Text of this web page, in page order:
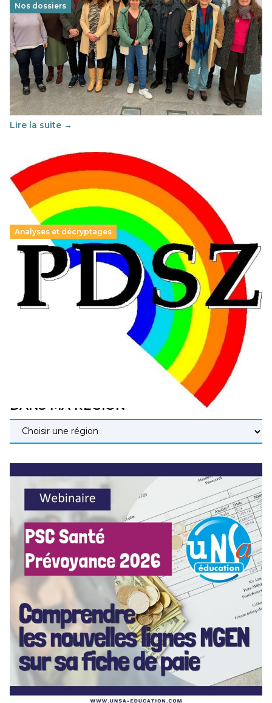
Nos dossiers
Éducation au vivre-ensemble : un échange croisé
franco-espagnol pour changer d’approche
29 juin 2026–National
Cette année, l'UNSA Éducation a mené un projet Erasmus
soutenu par l'union Européenne et centré sur l'éducation
au vivre-ensemble : quelles différences entre la France…
Lire la suite →
Analyses et décryptages
Hongrie : du changement pour les politiques
éducatives, aussi !
25 juin 2026
En Hongrie, le conservateur Peter Magyar et son parti
Tisza "Respect et liberté" ont remporté une large victoire,
contre le premier ministre sortant, Viktor Orban,…
DANS MA RÉGION
[POITIERS] PSC Santé : ces nouvelles lignes MGEN
sur votre fiche de paie — on vous explique tout en
webinaire !
3 juillet 2026 –NOUVELLE-AQUITAINE
Depuis mai 2026, de nouvelles lignes sont apparues sur vos
bulletins de paie : MGEN part forfaitaire, part solidaire,
action sociale, aide aux retraités… Difficile…